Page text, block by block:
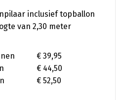
inclusief topballon
van 2,30 meter
€ 39,95
€ 44,50
€ 52,50